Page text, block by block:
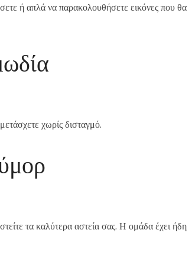
ή απλά να παρακολουθήσετε εικόνες που θα
χωρίς δισταγμό.
τα καλύτερα αστεία σας. Η ομάδα έχει ήδη